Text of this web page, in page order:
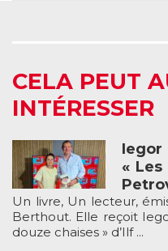
CELA PEUT
INTÉRESSER
«
Un livre, Un lecteur,
Berthout. Elle reçoit
douze chaises » d’Ilf ...